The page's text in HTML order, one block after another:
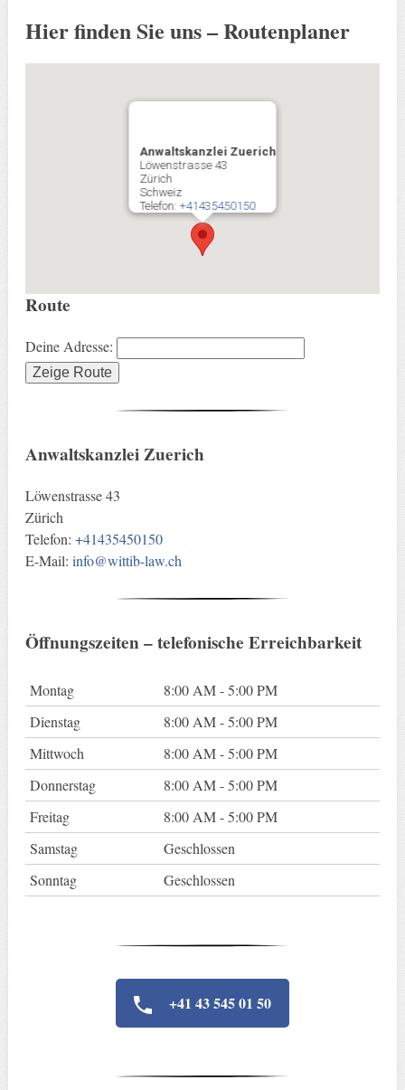
Hier finden Sie uns – Routenplaner
Anwaltskanzlei Zuerich
Löwenstrasse 43
Zürich
Schweiz
Telefon:+41435450150
Route
Deine Adresse:
Anwaltskanzlei Zuerich
Löwenstrasse 43
Zürich
Telefon: +41435450150
E-Mail: info@wittib-law.ch
Öffnungszeiten – telefonische Erreichbarkeit
Montag
8:00 AM - 5:00 PM
Dienstag
8:00 AM - 5:00 PM
Mittwoch
8:00 AM - 5:00 PM
Donnerstag
8:00 AM - 5:00 PM
Freitag
8:00 AM - 5:00 PM
Samstag
Geschlossen
Sonntag
Geschlossen
+41 43 545 01 50